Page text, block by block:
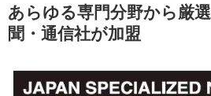
あらゆる専門分野から厳
聞・通信社が加盟